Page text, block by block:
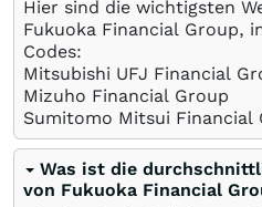
Hier sind die wichtigsten
Fukuoka Financial Group,
Codes:
Mitsubishi UFJ Financial
Mizuho Financial Group
Sumitomo Mitsui Financial
Was ist die
von Fukuoka Financial